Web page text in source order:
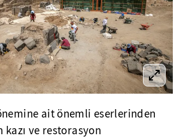
ait önemli eserlerinden
ve restorasyon